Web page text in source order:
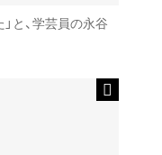
と、学芸員の永谷